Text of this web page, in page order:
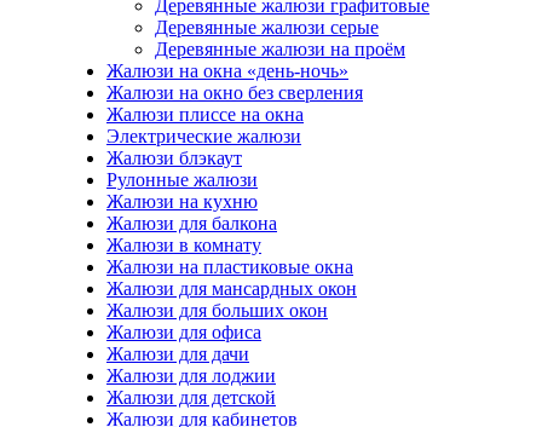
Деревянные жалюзи графитовые
Деревянные жалюзи серые
Деревянные жалюзи на проём
Жалюзи на окна «день-ночь»
Жалюзи на окно без сверления
Жалюзи плиссе на окна
Электрические жалюзи
Жалюзи блэкаут
Рулонные жалюзи
Жалюзи на кухню
Жалюзи для балкона
Жалюзи в комнату
Жалюзи на пластиковые окна
Жалюзи для мансардных окон
Жалюзи для больших окон
Жалюзи для офиса
Жалюзи для дачи
Жалюзи для лоджии
Жалюзи для детской
Жалюзи для кабинетов